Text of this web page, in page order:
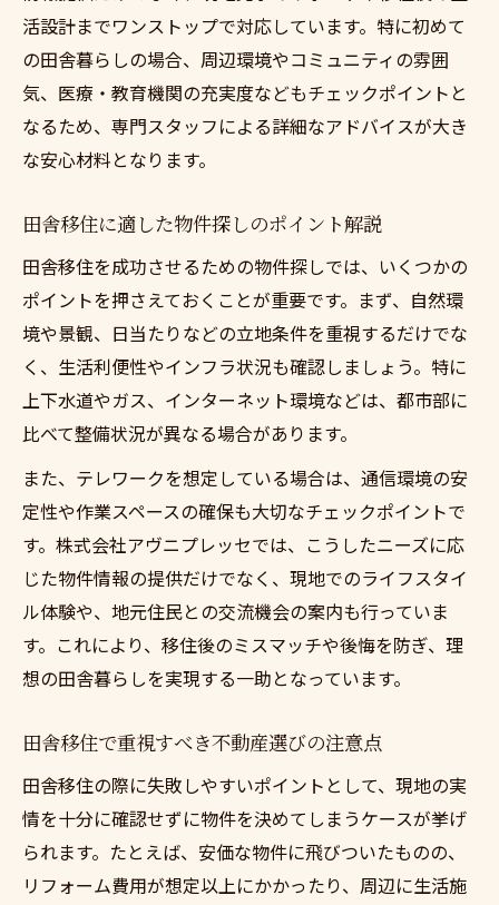
活設計までワンストップで対応しています。特に初めて
の田舎暮らしの場合、周辺環境やコミュニティの雰囲
気、医療・教育機関の充実度などもチェックポイントと
なるため、専門スタッフによる詳細なアドバイスが大き
な安心材料となります。
田舎移住に適した物件探しのポイント解説
田舎移住を成功させるための物件探しでは、いくつかの
ポイントを押さえておくことが重要です。まず、自然環
境や景観、日当たりなどの立地条件を重視するだけでな
く、生活利便性やインフラ状況も確認しましょう。特に
上下水道やガス、インターネット環境などは、都市部に
比べて整備状況が異なる場合があります。
また、テレワークを想定している場合は、通信環境の安
定性や作業スペースの確保も大切なチェックポイントで
す。株式会社アヴニプレッセでは、こうしたニーズに応
じた物件情報の提供だけでなく、現地でのライフスタイ
ル体験や、地元住民との交流機会の案内も行っていま
す。これにより、移住後のミスマッチや後悔を防ぎ、理
想の田舎暮らしを実現する一助となっています。
田舎移住で重視すべき不動産選びの注意点
田舎移住の際に失敗しやすいポイントとして、現地の実
情を十分に確認せずに物件を決めてしまうケースが挙げ
られます。たとえば、安価な物件に飛びついたものの、
リフォーム費用が想定以上にかかったり、周辺に生活施